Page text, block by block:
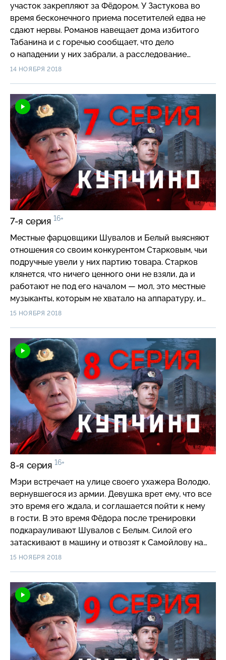
участок закрепляют за Фёдором. У Застукова во
время бесконечного приема посетителей едва не
сдают нервы. Романов навещает дома избитого
Табанина и с горечью сообщает, что дело
о нападении у них забрали, а расследование
убийства грузчика Савельева спешно закрыли. При
должен ему в этом помочь…
14 НОЯБРЯ 2018
7-я серия 16+
Местные фарцовщики Шувалов и Белый выясняют
отношения со своим конкурентом Старковым, чьи
подручные увели у них партию товара. Старков
клянется, что ничего ценного они не взяли, да и
работают не под его началом — мол, это местные
музыканты, которым не хватало на аппаратуру, и
молодой милиционер, играющий вместе с ними.
оправившись после избиения, выходит на работу.
15 НОЯБРЯ 2018
8-я серия 16+
Мэри встречает на улице своего ухажера Володю,
вернувшегося из армии. Девушка врет ему, что все
это время его ждала, и соглашается пойти к нему
в гости. В это время Фёдора после тренировки
подкарауливают Шувалов с Белым. Силой его
затаскивают в машину и отвозят к Самойлову на
разговор…
15 НОЯБРЯ 2018